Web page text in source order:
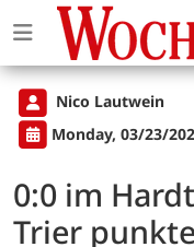
Nico Lautwein
Monday, 03/23/
0:0 im
Trier